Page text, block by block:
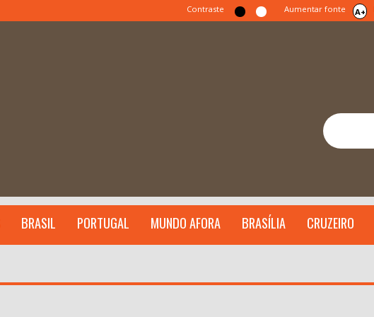
Contraste Aumentar fonte A+
BRASIL PORTUGAL MUNDO AFORA BRASÍLIA CRUZEIRO